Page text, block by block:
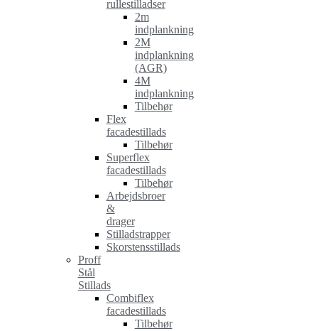
rullestilladser
2m
indplankning
2M
indplankning
(AGR)
4M
indplankning
Tilbehør
Flex
facadestillads
Tilbehør
Superflex
facadestillads
Tilbehør
Arbejdsbroer
&
drager
Stilladstrapper
Skorstensstillads
Proff
Stål
Stillads
Combiflex
facadestillads
Tilbehør